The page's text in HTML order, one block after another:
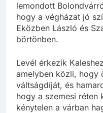
lemondott
hogy a végházat jó
Eközben László és
börtönben.
Levél érkezik
amelyben közli, hogy
váltságdíját, és
hogy a szemesi réten
kénytelen a várban